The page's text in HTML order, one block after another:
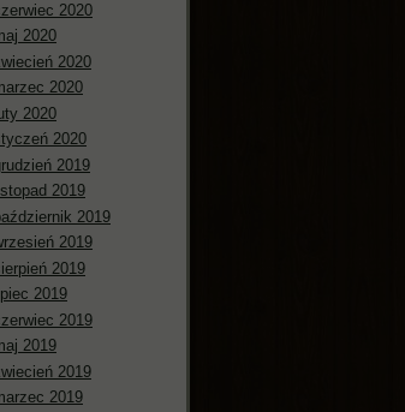
2020
2020
2020
2020
2020
2020
2019
2019
2019
2019
2019
2019
2019
2019
2019
2019